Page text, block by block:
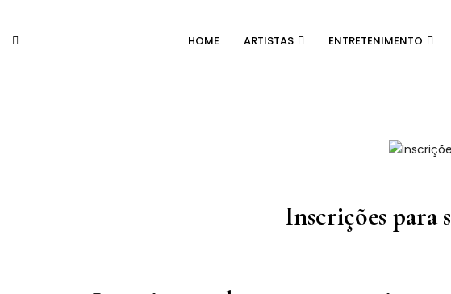
content
HOME ARTISTAS ENTRETENIMENTO
Inscrições para